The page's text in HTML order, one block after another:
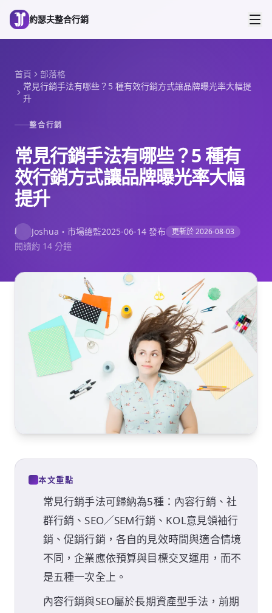
跳到主要內容
約瑟夫整合行銷
首頁
部落格
常見行銷手法有哪些？5 種有效行銷方式讓品牌曝光率大幅提
升
整合行銷
常見行銷手法有哪些？5 種有
效行銷方式讓品牌曝光率大幅
提升
J Joshua ・ 市場總監2025-06-14 發布 更新於2026-08-03
閱讀約 14 分鐘
本文重點
常見行銷手法可歸納為5種：內容行銷、社
群行銷、SEO／SEM行銷、KOL意見領袖行
銷、促銷行銷，各自的見效時間與適合情境
不同，企業應依預算與目標交叉運用，而不
是五種一次全上。
內容行銷與SEO屬於長期資產型手法，前期